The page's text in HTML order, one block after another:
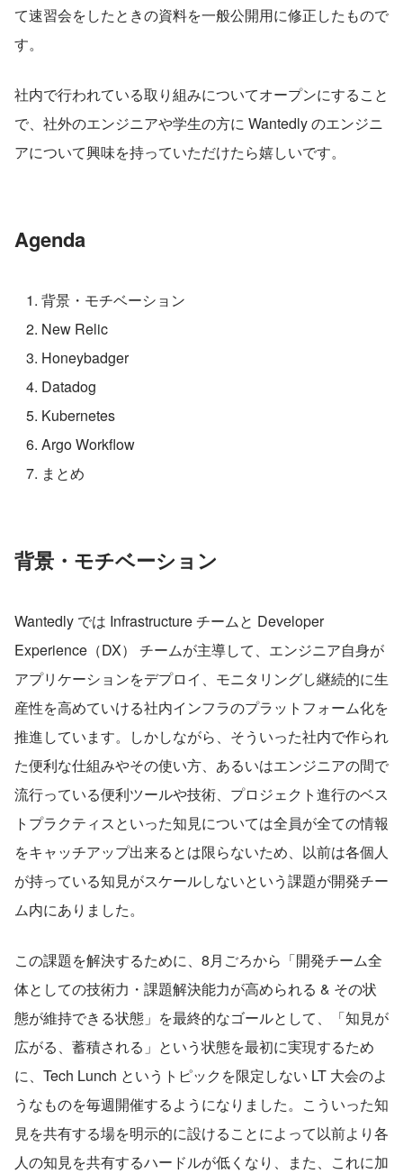
て速習会をしたときの資料を一般公開用に修正したもので
す。
社内で行われている取り組みについてオープンにすること
で、社外のエンジニアや学生の方に Wantedly のエンジニ
アについて興味を持っていただけたら嬉しいです。
Agenda
背景・モチベーション
New Relic
Honeybadger
Datadog
Kubernetes
Argo Workflow
まとめ
背景・モチベーション
Wantedly では Infrastructure チームと Developer
Experience（DX） チームが主導して、エンジニア自身が
アプリケーションをデプロイ、モニタリングし継続的に生
産性を高めていける社内インフラのプラットフォーム化を
推進しています。しかしながら、そういった社内で作られ
た便利な仕組みやその使い方、あるいはエンジニアの間で
流行っている便利ツールや技術、プロジェクト進行のベス
トプラクティスといった知見については全員が全ての情報
をキャッチアップ出来るとは限らないため、以前は各個人
が持っている知見がスケールしないという課題が開発チー
ム内にありました。
この課題を解決するために、8月ごろから「開発チーム全
体としての技術力・課題解決能力が高められる & その状
態が維持できる状態」を最終的なゴールとして、「知見が
広がる、蓄積される」という状態を最初に実現するため
に、Tech Lunch というトピックを限定しない LT 大会のよ
うなものを毎週開催するようになりました。こういった知
見を共有する場を明示的に設けることによって以前より各
人の知見を共有するハードルが低くなり、また、これに加